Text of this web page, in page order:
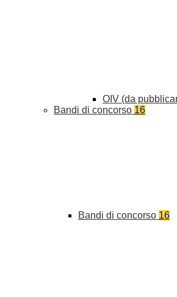
OIV (da
Bandi di concorso 16
Bandi di concorso 16